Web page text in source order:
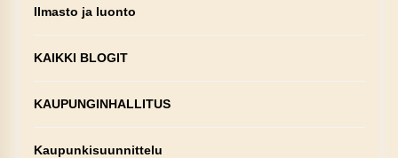
Ilmasto ja luonto
KAIKKI BLOGIT
KAUPUNGINHALLITUS
Kaupunkisuunnittelu